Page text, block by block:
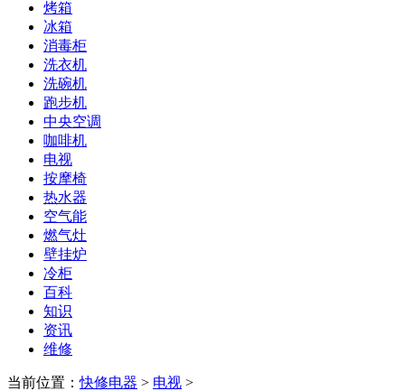
烤箱
冰箱
消毒柜
洗衣机
洗碗机
跑步机
中央空调
咖啡机
电视
按摩椅
热水器
空气能
燃气灶
壁挂炉
冷柜
百科
知识
资讯
维修
当前位置：快修电器 > 电视 >